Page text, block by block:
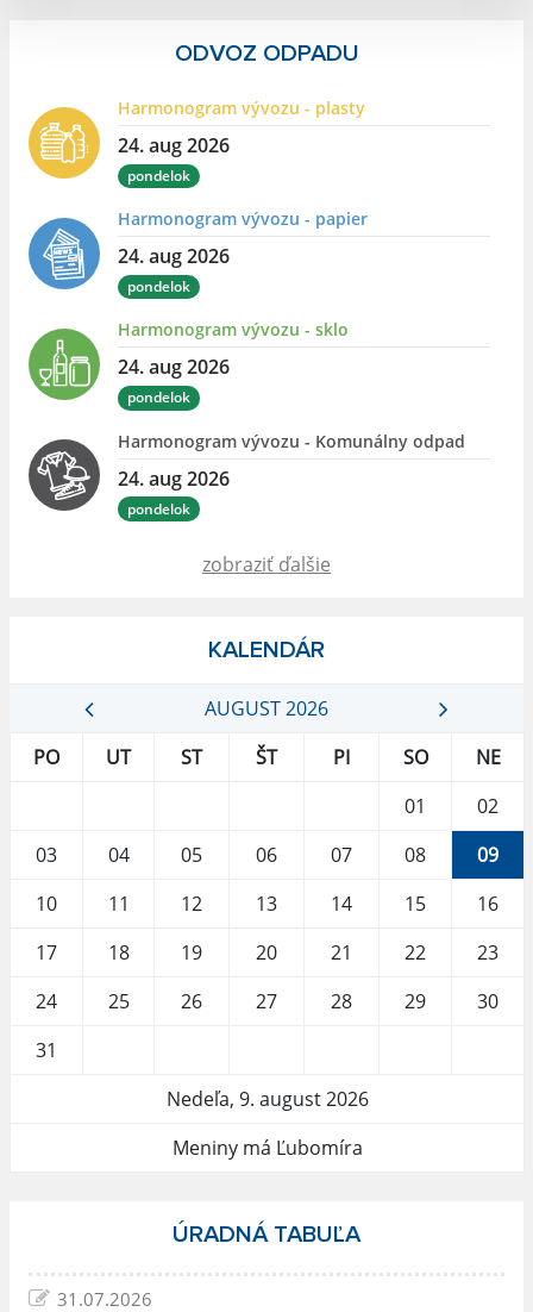
ODVOZ ODPADU
Harmonogram vývozu - plasty
24. aug 2026
pondelok
Harmonogram vývozu - papier
24. aug 2026
pondelok
Harmonogram vývozu - sklo
24. aug 2026
pondelok
Harmonogram vývozu - Komunálny odpad
24. aug 2026
pondelok
zobraziť ďalšie
KALENDÁR
AUGUST 2026
PO
UT ST ŠT PI SO
NE
01
02
03
04 05 06 07 08
09
10
11 12 13 14 15
16
17
18 19 20 21 22
23
24
25 26 27 28 29
30
31
Nedeľa, 9. august 2026
Meniny má Ľubomíra
ÚRADNÁ TABUĽA
31.07.2026